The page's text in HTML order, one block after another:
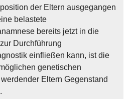
der Eltern ausgegangen
belastete
bereits jetzt in die
Durchführung
einfließen kann, ist die
genetischen
Eltern Gegenstand